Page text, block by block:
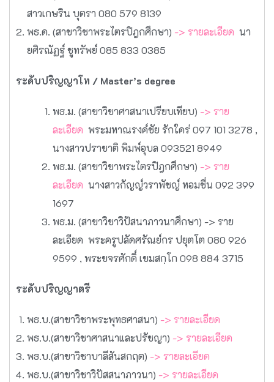
สาวเกษริน บุตรา 080 579 8139
พธ.ด. (สาขาวิชาพระไตรปิฎกศึกษา) -> รายละเอียด นา
ยศิรณัฏฐ์ ชูทรัพย์ 085 833 0385
ระดับปริญญาโท / Master’s degree
พธ.ม. (สาขาวิชาศาสนาเปรียบเทียบ) -> ราย
ละเอียด พระมหาณรงค์ชัย รักใคร่ 097 101 3278 ,
นางสาวปราชาติ พิมพ์อุบล 093521 8949
พธ.ม. (สาขาวิชาพระไตรปิฎกศึกษา) -> ราย
ละเอียด นางสาวกัญญ์วราพัชญ์ หอมชื่น 092 399
1697
พธ.ม. (สาขาวิชาวิปัสนาภาวนาศึกษา) -> ราย
ละเอียด พระครูปลัดศรัณย์กร ปยุตโต 080 926
9599 , พระขจรศักดิ์ เขมสกฺโก 098 884 3715
ระดับปริญญาตรี
พธ.บ.(สาขาวิชาพระพุทธศาสนา) -> รายละเอียด
พธ.บ.(สาขาวิชาศาสนาและปรัชญา) -> รายละเอียด
พธ.บ.(สาขาวิชาบาลีสันสกฤต) -> รายละเอียด
พธ.บ.(สาขาวิชาวิปัสสนาภาวนา) -> รายละเอียด